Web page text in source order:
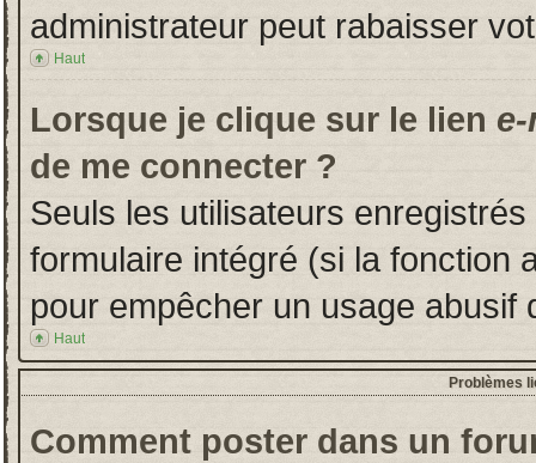
administrateur peut rabaisser
Haut
Lorsque je clique sur le lien
de me connecter ?
Seuls les utilisateurs
formulaire intégré (si la fonction
pour empêcher un usage abusif
Haut
Problèmes
Comment poster dans un